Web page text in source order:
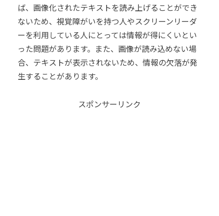
ば、画像化されたテキストを読み上げることができ
ないため、視覚障がいを持つ人やスクリーンリーダ
ーを利用している人にとっては情報が得にくいとい
った問題があります。また、画像が読み込めない場
合、テキストが表示されないため、情報の欠落が発
生することがあります。
スポンサーリンク